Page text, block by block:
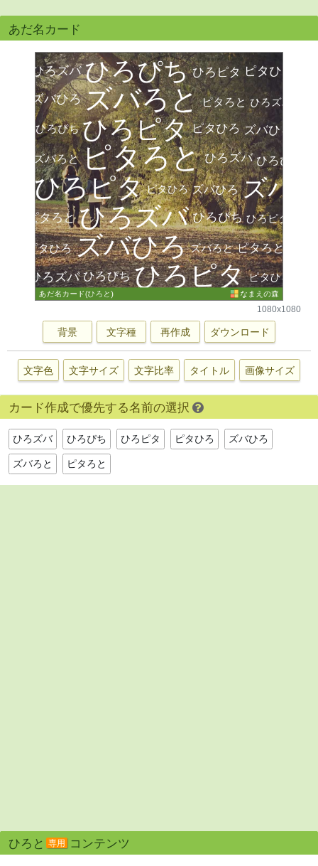
あだ名カード
1080x1080
背景 文字種 再作成 ダウンロード
文字色 文字サイズ 文字比率 タイトル 画像サイズ
カード作成で優先する名前の選択
ひろズバ ひろぴち ひろピタ ピタひろ ズバひろ
ズバろと ピタろと
ひろと 専用 コンテンツ